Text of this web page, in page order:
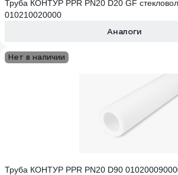
Труба КОНТУР PPR PN20 D20 GF
010210020000
Аналоги
Нет в наличии
Труба КОНТУР PPR PN20 D90